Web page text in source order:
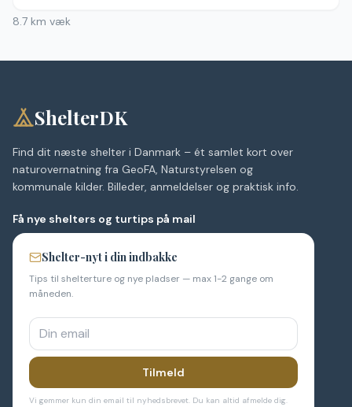
8.7 km væk
ShelterDK
Find dit næste shelter i Danmark – ét samlet kort over
naturovernatning fra GeoFA, Naturstyrelsen og
kommunale kilder. Billeder, anmeldelser og praktisk info.
Få nye shelters og turtips på mail
Shelter-nyt i din indbakke
Tips til shelterture og nye pladser — max 1-2 gange om
måneden.
Tilmeld
Vi gemmer kun din email til nyhedsbrevet. Du kan altid afmelde dig.